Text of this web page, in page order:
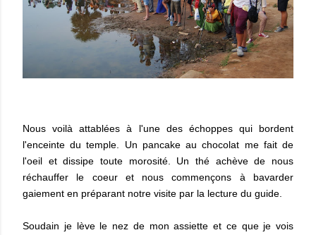
Nous voilà attablées à l'une des échoppes qui bordent
l'enceinte du temple. Un pancake au chocolat me fait de
l'oeil et dissipe toute morosité. Un thé achève de nous
réchauffer le coeur et nous commençons à bavarder
gaiement en préparant notre visite par la lecture du guide.
Soudain je lève le nez de mon assiette et ce que je vois